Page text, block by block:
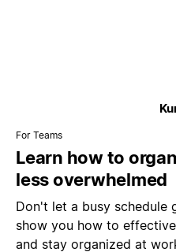
For Teams
Learn how to
less overwhelmed
Don't let a busy schedule
show you how to
and stay organized at